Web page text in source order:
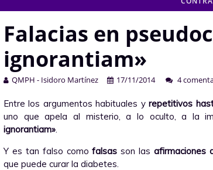
Falacias en
ignorantiam»
QMPH - Isidoro Martínez 17/11/2014 4
Entre los argumentos habituales yrepetitivos
uno que apela al misterio, a lo oculto, a la
ignorantiam».
Y es tan falso comofalsas son las afirmaciones
que puede curar la diabetes.